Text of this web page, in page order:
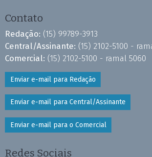
Contato
Redação: (15) 99789-3913
Central/Assinante: (15) 2102-5100 -
Comercial: (15) 2102-5100 - ramal 5060
Enviar e-mail para Redação
Enviar e-mail para Central/Assinante
Enviar e-mail para o Comercial
Redes Sociais